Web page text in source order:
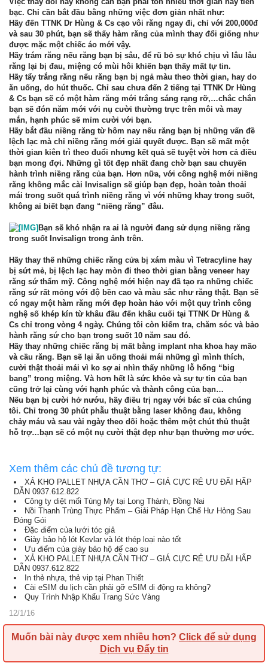
bạc. Chỉ cần bắt đầu bằng những việc đơn giản nhất như:
Hãy đến TTNK Dr Hùng & Cs cạo vôi răng ngay đi, chỉ với 200,000đ
và sau 30 phút, bạn sẽ thấy hàm răng của mình thay đổi giống như
được mặc một chiếc áo mới vậy.
Hãy trám răng nếu răng bạn bị sâu, để rũ bỏ sự khó chịu vì lâu lâu
răng lại bị đau, miệng có mùi hôi khiến bạn thấy mất tự tin.
Hãy tẩy trắng răng nếu răng bạn bị ngả màu theo thời gian, hay do
ăn uống, do hút thuốc. Chỉ sau chưa đến 2 tiếng tại TTNK Dr Hùng
& Cs bạn sẽ có một hàm răng mới trắng sáng rạng rỡ,…chắc chắn
bạn sẽ đón năm mới với nụ cười thường trực trên môi và may
mắn, hạnh phúc sẽ mỉm cười với bạn.
Hãy bắt đầu niềng răng từ hôm nay nếu răng bạn bị những vấn đề
lệch lạc mà chỉ niềng răng mới giải quyết được. Bạn sẽ mất một
thời gian kiên trì theo đuổi nhưng kết quả sẽ tuyệt vời hơn cả điều
bạn mong đợi. Những gì tốt đẹp nhất đang chờ bạn sau chuyến
hành trình niềng răng của bạn. Hơn nữa, với công nghệ mới niềng
răng không mắc cài Invisalign sẽ giúp bạn đẹp, hoàn toàn thoải
mái trong suốt quá trình niềng răng vì với những khay trong suốt,
không ai biết bạn đang “niềng răng” đâu.
Bạn sẽ khó nhận ra ai là người đang sử dụng niềng răng
trong suốt Invisalign trong ảnh trên.
Hãy thay thế những chiếc răng cửa bị xám màu vì Tetracyline hay
bị sứt mẻ, bị lệch lạc hay mòn đi theo thời gian bằng veneer hay
răng sứ thẩm mỹ. Công nghệ mới hiện nay đã tạo ra những chiếc
răng sứ rất mỏng với độ bền cao và màu sắc như răng thật. Bạn sẽ
có ngay một hàm răng mới đẹp hoàn hảo với một quy trình công
nghệ số khép kín từ khâu đầu đến khâu cuối tại TTNK Dr Hùng &
Cs chỉ trong vòng 4 ngày. Chúng tôi còn kiểm tra, chăm sóc và bảo
hành răng sứ cho bạn trong suốt 10 năm sau đó.
Hãy thay những chiếc răng bị mất bằng implant nha khoa hay mão
và cầu răng. Bạn sẽ lại ăn uống thoải mái những gì mình thích,
cười thật thoải mái vì ko sợ ai nhìn thấy những lỗ hổng “big
bang” trong miệng. Và hơn hết là sức khỏe và sự tự tin của bạn
cũng trở lại cùng với hạnh phúc và thành công của bạn…
Nếu bạn bị cười hở nướu, hãy điều trị ngay với bác sĩ của chúng
tôi. Chỉ trong 30 phút phẫu thuật bằng laser không đau, không
chảy máu và sau vài ngày theo dõi hoặc thêm một chút thủ thuật
hỗ trợ…bạn sẽ có một nụ cười thật đẹp như bạn thường mơ ước.
Xem thêm các chủ đề tương tự:
XẢ KHO PALLET NHỰA CẦN THƠ – GIÁ CỰC RẺ ƯU ĐÃI HẤP
DẪN 0937.612.822
Công ty diệt mối Tùng My tại Long Thành, Đồng Nai
Nồi Thanh Trùng Thực Phẩm – Giải Pháp Hạn Chế Hư Hỏng Sau
Đóng Gói
Đặc điểm của lưới tóc giả
Giày bảo hộ lót Kevlar và lót thép loại nào tốt
Ưu điểm của giày bảo hộ đế cao su
XẢ KHO PALLET NHỰA CẦN THƠ – GIÁ CỰC RẺ ƯU ĐÃI HẤP
DẪN 0937.612.822
In thẻ nhựa, thẻ vip tại Phan Thiết
Cài eSIM du lịch cần phải gỡ eSIM di động ra không?
Quy Trình Nhập Khẩu Trang Sức Vàng
12/1/16
Muốn bài này được xem nhiều hơn? Click để sử dụng
Dịch vụ Đẩy tin